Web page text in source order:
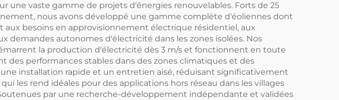
vaste gamme de projets d'énergies renouvelables. Forts de 25
nous avons développé une gamme complète d'éoliennes dont
besoins en approvisionnement électrique résidentiel, aux
demandes autonomes d'électricité dans les zones isolées. Nos
la production d'électricité dès 3 m/s et fonctionnent en toute
des performances stables dans des zones climatiques et des
installation rapide et un entretien aisé, réduisant significativement
les rend idéales pour des applications hors réseau dans les villages
par une recherche-développement indépendante et validées